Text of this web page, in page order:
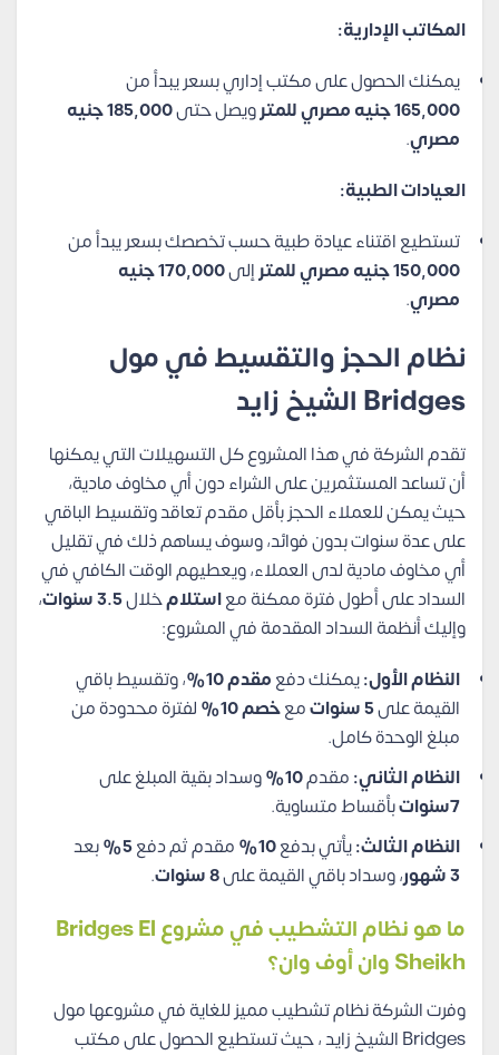
المكاتب الإدارية:
يمكنك الحصول على مكتب إداري بسعر يبدأ من
165,000 جنيه مصري
للمترويصل حتى
185,000 جنيه
مصري.
العيادات الطبية:
تستطيع اقتناء عيادة طبية حسب تخصصك بسعر يبدأ من
150,000 جنيه مصري للمتر
إلى
170,000 جنيه
مصري.
نظام الحجز والتقسيط في مول
Bridges الشيخ زايد
تقدم الشركة في هذا المشروع كل التسهيلات التي يمكنها
أن تساعد المستثمرين على الشراء دون أي مخاوف مادية،
حيث يمكن للعملاء الحجز بأقل مقدم تعاقد وتقسيط الباقي
على عدة سنوات بدون فوائد، وسوف يساهم ذلك في تقليل
أي مخاوف مادية لدى العملاء، ويعطيهم الوقت الكافي في
السداد على أطول فترة ممكنة معاستلامخلال3.5 سنوات
،
وإليك أنظمة السداد المقدمة في المشروع:
النظام الأول:يمكنك دفعمقدم 10%
، وتقسيط باقي
القيمة على5 سنوات معخصم 10%
لفترة محدودة من
مبلغ الوحدة كامل.
النظام الثاني:مقدم10%
وسداد بقية المبلغ على
7سنوات
بأقساط متساوية.
النظام الثالث:يأتي بدفع10% مقدم ثم دفع5%
بعد
3 شهور
، وسداد باقي القيمة على8 سنوات .
ما هو نظام التشطيب في مشروع Bridges El
Sheikh وان أوف وان؟
وفرت الشركة نظام تشطيب مميز للغاية في مشروعها مول
Bridges الشيخ زايد ، حيث تستطيع الحصول على مكتب